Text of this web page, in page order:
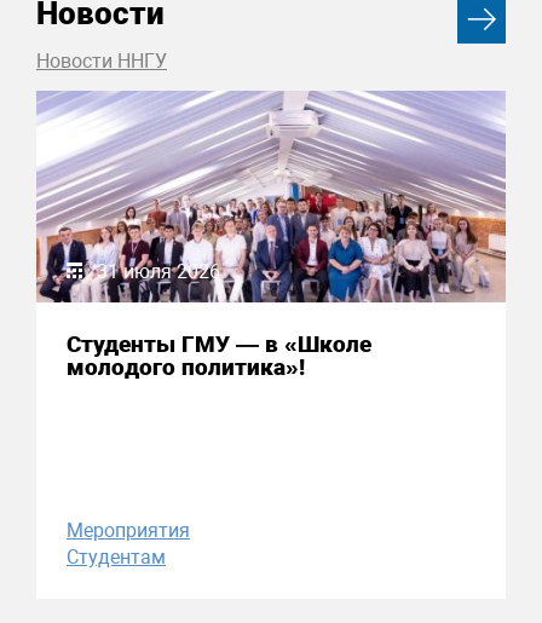
Новости
Новости ННГУ
31 июля 2026
Студенты ГМУ — в «Школе
молодого политика»!
Мероприятия
Студентам